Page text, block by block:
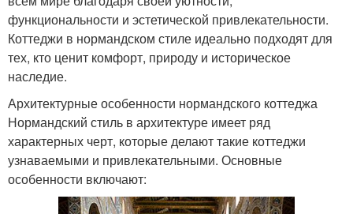
функциональности и эстетической привлекательности.
Коттеджи в нормандском стиле идеально подходят для
тех, кто ценит комфорт, природу и историческое
наследие.
Архитектурные особенности нормандского коттеджа
Нормандский стиль в архитектуре имеет ряд
характерных черт, которые делают такие коттеджи
узнаваемыми и привлекательными. Основные
особенности включают: